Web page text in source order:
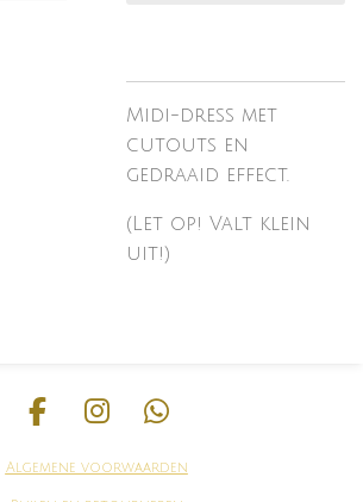
Midi-dress met
cutouts en
gedraaid effect.
(Let op! Valt klein
uit!)
F
c
I
s
W
a
Algemene voorwaarden